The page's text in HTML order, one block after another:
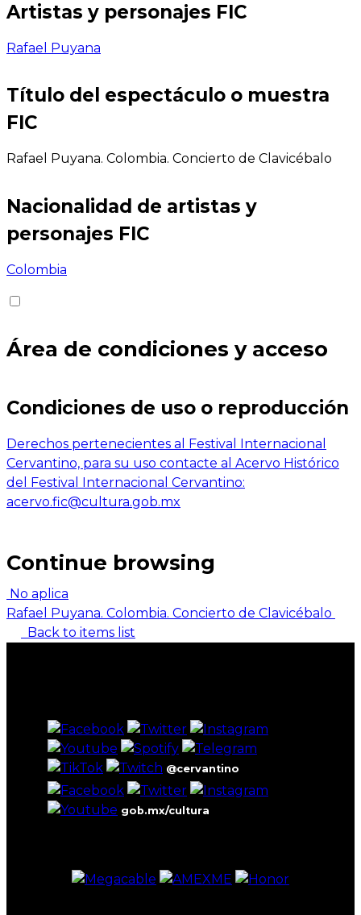
Artistas y personajes FIC
Rafael Puyana
Título del espectáculo o muestra
FIC
Rafael Puyana. Colombia. Concierto de Clavicébalo
Nacionalidad de artistas y
personajes FIC
Colombia
Área de condiciones y acceso
Condiciones de uso o reproducción
Derechos pertenecientes al Festival Internacional
Cervantino, para su uso contacte al Acervo Histórico
del Festival Internacional Cervantino:
acervo.fic@cultura.gob.mx
Continue browsing
No aplica
Rafael Puyana. Colombia. Concierto de Clavicébalo
Back to items list
@cervantino
gob.mx/cultura